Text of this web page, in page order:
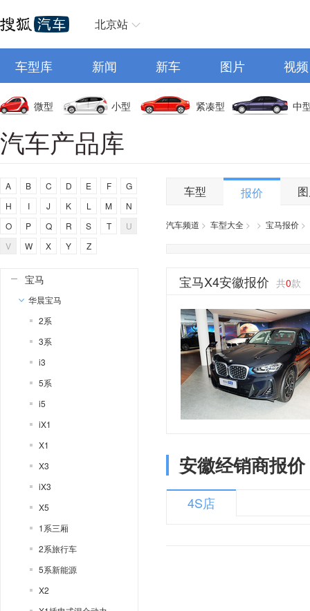
北京站
车型库 新闻 新车 图片 视频
微型 小型 紧凑型 中
汽车产品库
A B C D E F
G
H
I J K L M
N
O
P Q R S T
U
V
W X Y Z
奥迪
埃安
阿维塔
奥迪AUDI
阿尔法罗密欧
安凯客车
B
宝马
华晨宝马
2系
3系
i3
5系
i5
iX1
X1
X3
iX3
X5
1系三厢
2系旅行车
5系新能源
X2
车型 报价
汽车频道 > 车型大全 > > 宝马报价 >
宝马X4安徽报价 共0款
安徽经销商报价
4S店